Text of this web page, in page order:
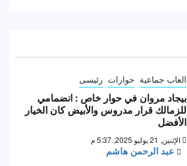
العاب جماعية حوارات رئيسى
بيجاد مروان في حوار خاص : انضمامي
للزمالك قرار مدروس والأبيض كان الخيار
الأفضل
الإثنين, 21 يوليو 2025, 5:37 م
عبد الرحمن هاشم